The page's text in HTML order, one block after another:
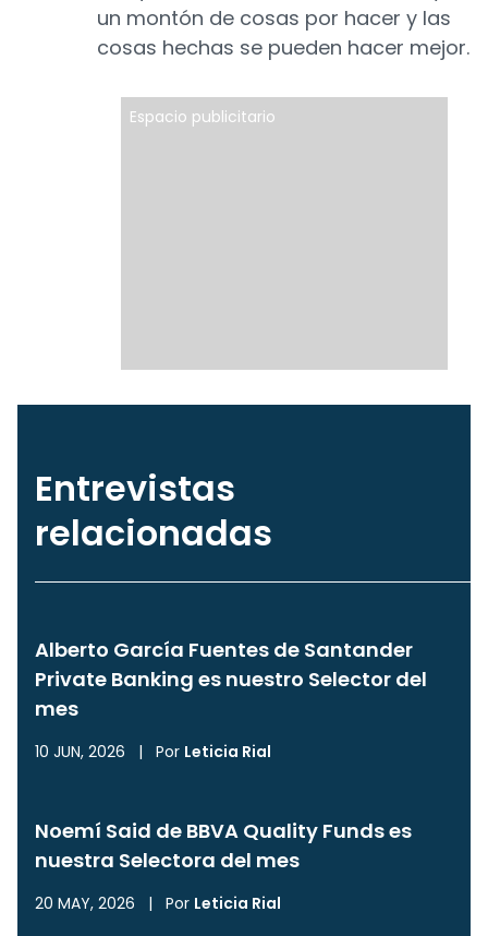
un montón de cosas por hacer y las
cosas hechas se pueden hacer mejor.
Espacio publicitario
Entrevistas
relacionadas
Alberto García Fuentes de Santander
Private Banking es nuestro Selector del
mes
10 JUN, 2026 | Por Leticia Rial
Noemí Said de BBVA Quality Funds es
nuestra Selectora del mes
20 MAY, 2026 | Por Leticia Rial